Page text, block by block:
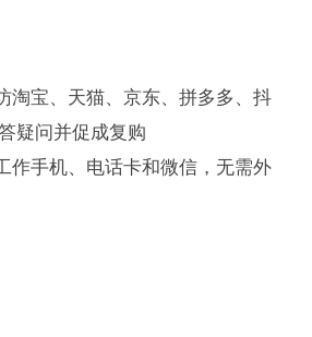
淘宝、天猫、京东、拼多多、抖
疑问并促成复购
作手机、电话卡和微信，无需外